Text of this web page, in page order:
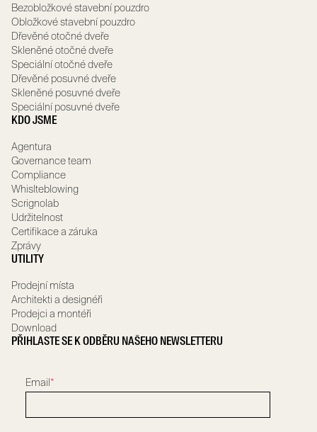
Bezobložkové stavební pouzdro
Obložkové stavební pouzdro
Dřevěné otočné dveře
Skleněné otočné dveře
Speciální otočné dveře
Dřevěné posuvné dveře
Skleněné posuvné dveře
Speciální posuvné dveře
KDO JSME
Agentura
Governance team
Compliance
Whislteblowing
Scrignolab
Udržitelnost
Certifikace a záruka
Zprávy
UTILITY
Prodejní místa
Architekti a designéři
Prodejci a montéři
Download
PŘIHLASTE SE K ODBĚRU NAŠEHO NEWSLETTERU
Email*